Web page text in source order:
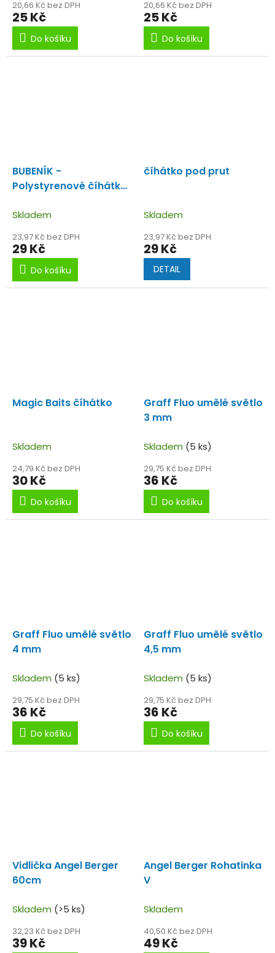
20,66 Kč bez DPH
25 Kč
Do košíku
20,66 Kč bez DPH
25 Kč
Do košíku
BUBENÍK -
Polystyrenové číhátko
červené
Skladem
23,97 Kč bez DPH
29 Kč
Do košíku
číhátko pod prut
Skladem
23,97 Kč bez DPH
29 Kč
DETAIL
Magic Baits číhátko
Skladem
24,79 Kč bez DPH
30 Kč
Do košíku
Graff Fluo umělé světlo
3 mm
Skladem (5 ks)
29,75 Kč bez DPH
36 Kč
Do košíku
Graff Fluo umělé světlo
4 mm
Skladem (5 ks)
29,75 Kč bez DPH
36 Kč
Do košíku
Graff Fluo umělé světlo
4,5 mm
Skladem (5 ks)
29,75 Kč bez DPH
36 Kč
Do košíku
Vidlička Angel Berger
60cm
Skladem (>5 ks)
32,23 Kč bez DPH
39 Kč
Angel Berger Rohatinka
V
Skladem
40,50 Kč bez DPH
49 Kč